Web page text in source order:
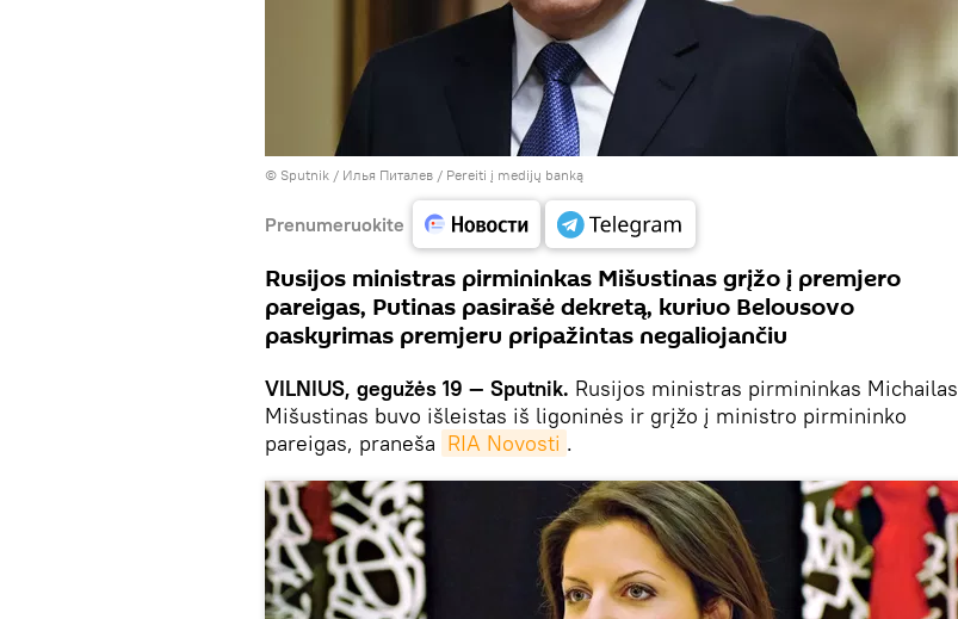
© Sputnik / Илья Питалев / Pereiti į medijų banką
Prenumeruokite
Rusijos ministras pirmininkas Mišustinas grįžo į premjero
pareigas, Putinas pasirašė dekretą, kuriuo Belousovo
paskyrimas premjeru pripažintas negaliojančiu
VILNIUS, gegužės 19 — Sputnik. Rusijos ministras pirmininkas Michailas
Mišustinas buvo išleistas iš ligoninės ir grįžo į ministro pirmininko
pareigas, praneša RIA Novosti .